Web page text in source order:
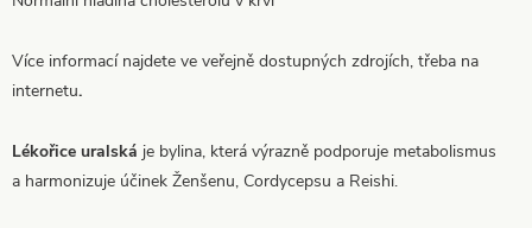
Více informací najdete ve veřejně dostupných zdrojích, třeba na
internetu.
Lékořice uralská je bylina, která výrazně podporuje metabolismus
a harmonizuje účinek Ženšenu, Cordycepsu a Reishi.